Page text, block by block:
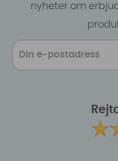
nyheter om